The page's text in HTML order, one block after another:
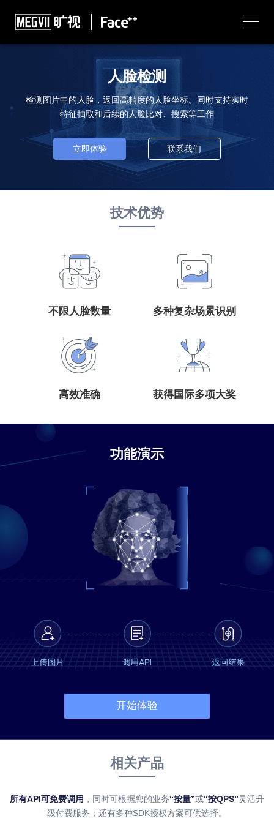
人脸检测
检测图片中的人脸，返回高精度的人脸坐标。同时支持实时
特征抽取和后续的人脸比对、搜索等工作
立即体验 联系我们
技术优势
不限人脸数量 多种复杂场景识别
高效准确 获得国际多项大奖
功能演示
开始体验
相关产品
所有API可免费调用 ，同时可根据您的业务“按量”或“按QPS”灵活升
级付费服务；还有多种SDK授权方案可供选择。